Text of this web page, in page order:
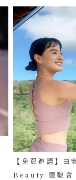
【免費邀請】
Beauty 體驗會